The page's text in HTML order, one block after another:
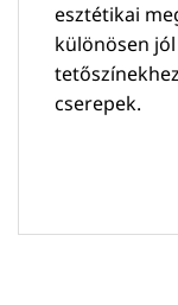
esztétikai
különösen
cserepek.